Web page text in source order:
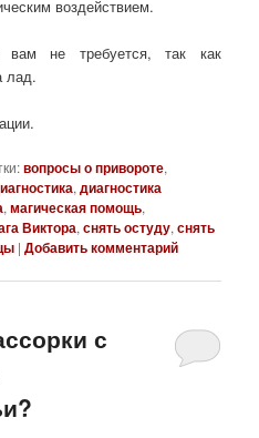
воздействием.
не требуется, так как
лад.
вопросы о привороте,
,диагностика
,магическая помощь,
Виктора,снять остуду,снять
|Добавить комментарий
с